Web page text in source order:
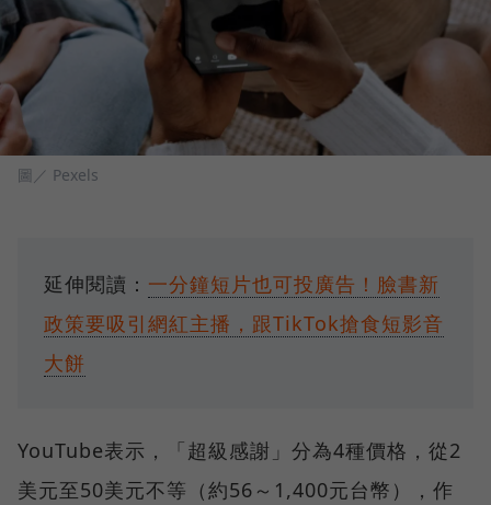
圖／ Pexels
延伸閱讀： 一分鐘短片也可投廣告！臉書新
政策要吸引網紅主播，跟TikTok搶食短影音
大餅
YouTube表示，「超級感謝」分為4種價格，從2
美元至50美元不等（約56～1,400元台幣），作